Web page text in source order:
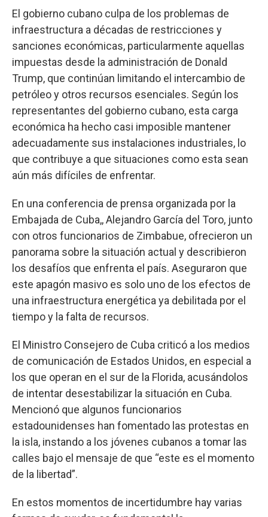
El gobierno cubano culpa de los problemas de
infraestructura a décadas de restricciones y
sanciones económicas, particularmente aquellas
impuestas desde la administración de Donald
Trump, que continúan limitando el intercambio de
petróleo y otros recursos esenciales. Según los
representantes del gobierno cubano, esta carga
económica ha hecho casi imposible mantener
adecuadamente sus instalaciones industriales, lo
que contribuye a que situaciones como esta sean
aún más difíciles de enfrentar.
En una conferencia de prensa organizada por la
Embajada de Cuba,, Alejandro García del Toro, junto
con otros funcionarios de Zimbabue, ofrecieron un
panorama sobre la situación actual y describieron
los desafíos que enfrenta el país. Aseguraron que
este apagón masivo es solo uno de los efectos de
una infraestructura energética ya debilitada por el
tiempo y la falta de recursos.
El Ministro Consejero de Cuba criticó a los medios
de comunicación de Estados Unidos, en especial a
los que operan en el sur de la Florida, acusándolos
de intentar desestabilizar la situación en Cuba.
Mencionó que algunos funcionarios
estadounidenses han fomentado las protestas en
la isla, instando a los jóvenes cubanos a tomar las
calles bajo el mensaje de que “este es el momento
de la libertad”.
En estos momentos de incertidumbre hay varias